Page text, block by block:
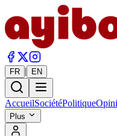
FR | EN
AccueilSociétéPolitique
Plus